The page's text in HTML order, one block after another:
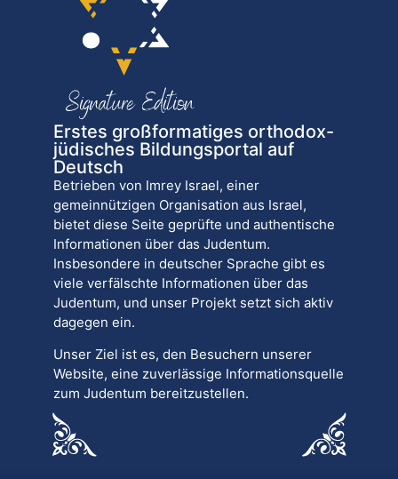
Erstes großformatiges orthodox-
jüdisches Bildungsportal auf
Deutsch
Betrieben von Imrey Israel, einer
gemeinnützigen Organisation aus Israel,
bietet diese Seite geprüfte und authentische
Informationen über das Judentum.
Insbesondere in deutscher Sprache gibt es
viele verfälschte Informationen über das
Judentum, und unser Projekt setzt sich aktiv
dagegen ein.
Unser Ziel ist es, den Besuchern unserer
Website, eine zuverlässige Informationsquelle
zum Judentum bereitzustellen.